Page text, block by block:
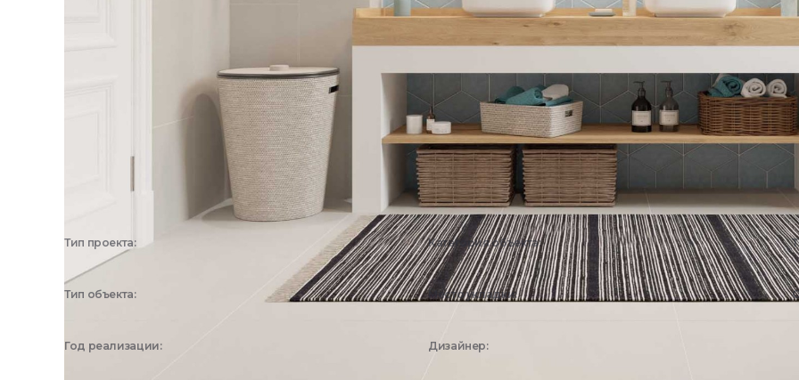
Тип проекта:
3D визуализация
Категория объекта:
Жилые объекты
Тип объекта: Место укладки:
Год реализации: Дизайнер: